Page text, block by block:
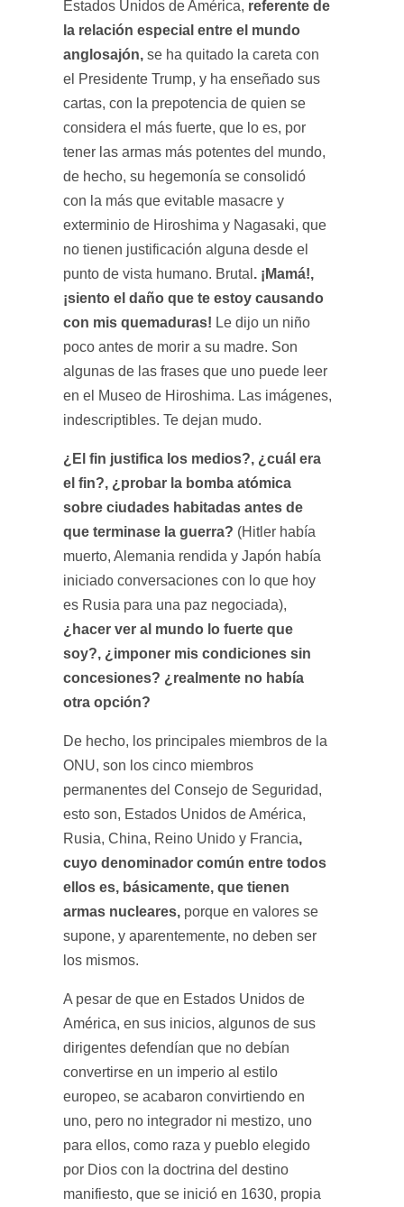
Estados Unidos de América, referente de
la relación especial entre el mundo
anglosajón, se ha quitado la careta con
el Presidente Trump, y ha enseñado sus
cartas, con la prepotencia de quien se
considera el más fuerte, que lo es, por
tener las armas más potentes del mundo,
de hecho, su hegemonía se consolidó
con la más que evitable masacre y
exterminio de Hiroshima y Nagasaki, que
no tienen justificación alguna desde el
punto de vista humano. Brutal . ¡Mamá!,
¡siento el daño que te estoy causando
con mis quemaduras! Le dijo un niño
poco antes de morir a su madre. Son
algunas de las frases que uno puede leer
en el Museo de Hiroshima. Las imágenes,
indescriptibles. Te dejan mudo.
¿El fin justifica los medios?, ¿cuál era
el fin?, ¿probar la bomba atómica
sobre ciudades habitadas antes de
que terminase la guerra? (Hitler había
muerto, Alemania rendida y Japón había
iniciado conversaciones con lo que hoy
es Rusia para una paz negociada),
¿hacer ver al mundo lo fuerte que
soy?, ¿imponer mis condiciones sin
concesiones? ¿realmente no había
otra opción?
De hecho, los principales miembros de la
ONU, son los cinco miembros
permanentes del Consejo de Seguridad,
esto son, Estados Unidos de América,
Rusia, China, Reino Unido y Francia,
cuyo denominador común entre todos
ellos es, básicamente, que tienen
armas nucleares, porque en valores se
supone, y aparentemente, no deben ser
los mismos.
A pesar de que en Estados Unidos de
América, en sus inicios, algunos de sus
dirigentes defendían que no debían
convertirse en un imperio al estilo
europeo, se acabaron convirtiendo en
uno, pero no integrador ni mestizo, uno
para ellos, como raza y pueblo elegido
por Dios con la doctrina del destino
manifiesto, que se inició en 1630, propia